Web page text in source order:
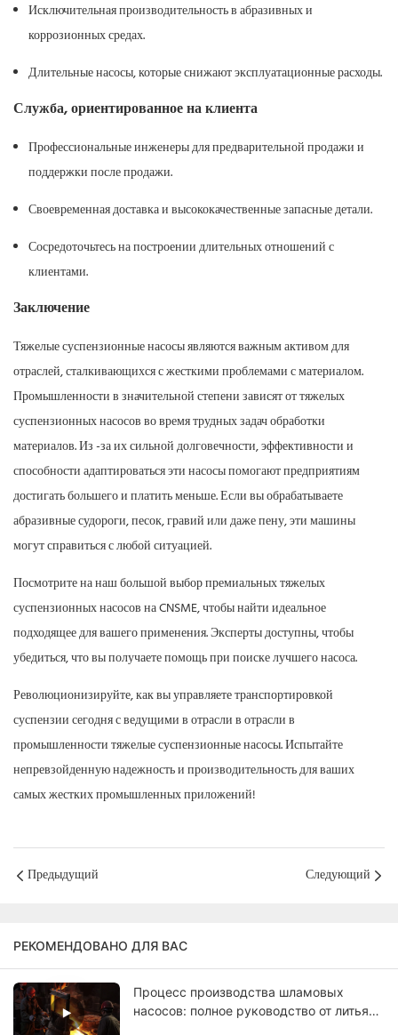
Исключительная производительность в абразивных и
коррозионных средах.
Длительные насосы, которые снижают эксплуатационные расходы.
Служба, ориентированное на клиента
Профессиональные инженеры для предварительной продажи и
поддержки после продажи.
Своевременная доставка и высококачественные запасные детали.
Сосредоточьтесь на построении длительных отношений с
клиентами.
Заключение
Тяжелые суспензионные насосыявляются важным активом для
отраслей, сталкивающихся с жесткими проблемами с материалом.
Промышленности в значительной степени зависят от тяжелых
суспензионных насосов во время трудных задач обработки
материалов. Из -за их сильной долговечности, эффективности и
способности адаптироваться эти насосы помогают предприятиям
достигать большего и платить меньше. Если вы обрабатываете
абразивные судороги, песок, гравий или даже пену, эти машины
могут справиться с любой ситуацией.
Посмотрите на наш большой выбор премиальных тяжелых
суспензионных насосов на CNSME, чтобы найти идеальное
подходящее для вашего применения. Эксперты доступны, чтобы
убедиться, что вы получаете помощь при поиске лучшего насоса.
Революционизируйте, как вы управляете транспортировкой
суспензии сегодня с ведущими в отрасли в отрасли в
промышленности тяжелые суспензионные насосы. Испытайте
непревзойденную надежность и производительность для ваших
самых жестких промышленных приложений!
Предыдущий Следующий
РЕКОМЕНДОВАНО ДЛЯ ВАС
Процесс производства шламовых
насосов: полное руководство от литья